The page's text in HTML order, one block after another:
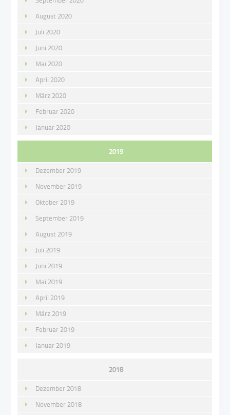
August 2020
Juli 2020
Juni 2020
Mai 2020
April 2020
März 2020
Februar 2020
Januar 2020
2019
Dezember 2019
November 2019
Oktober 2019
September 2019
August 2019
Juli 2019
Juni 2019
Mai 2019
April 2019
März 2019
Februar 2019
Januar 2019
2018
Dezember 2018
November 2018